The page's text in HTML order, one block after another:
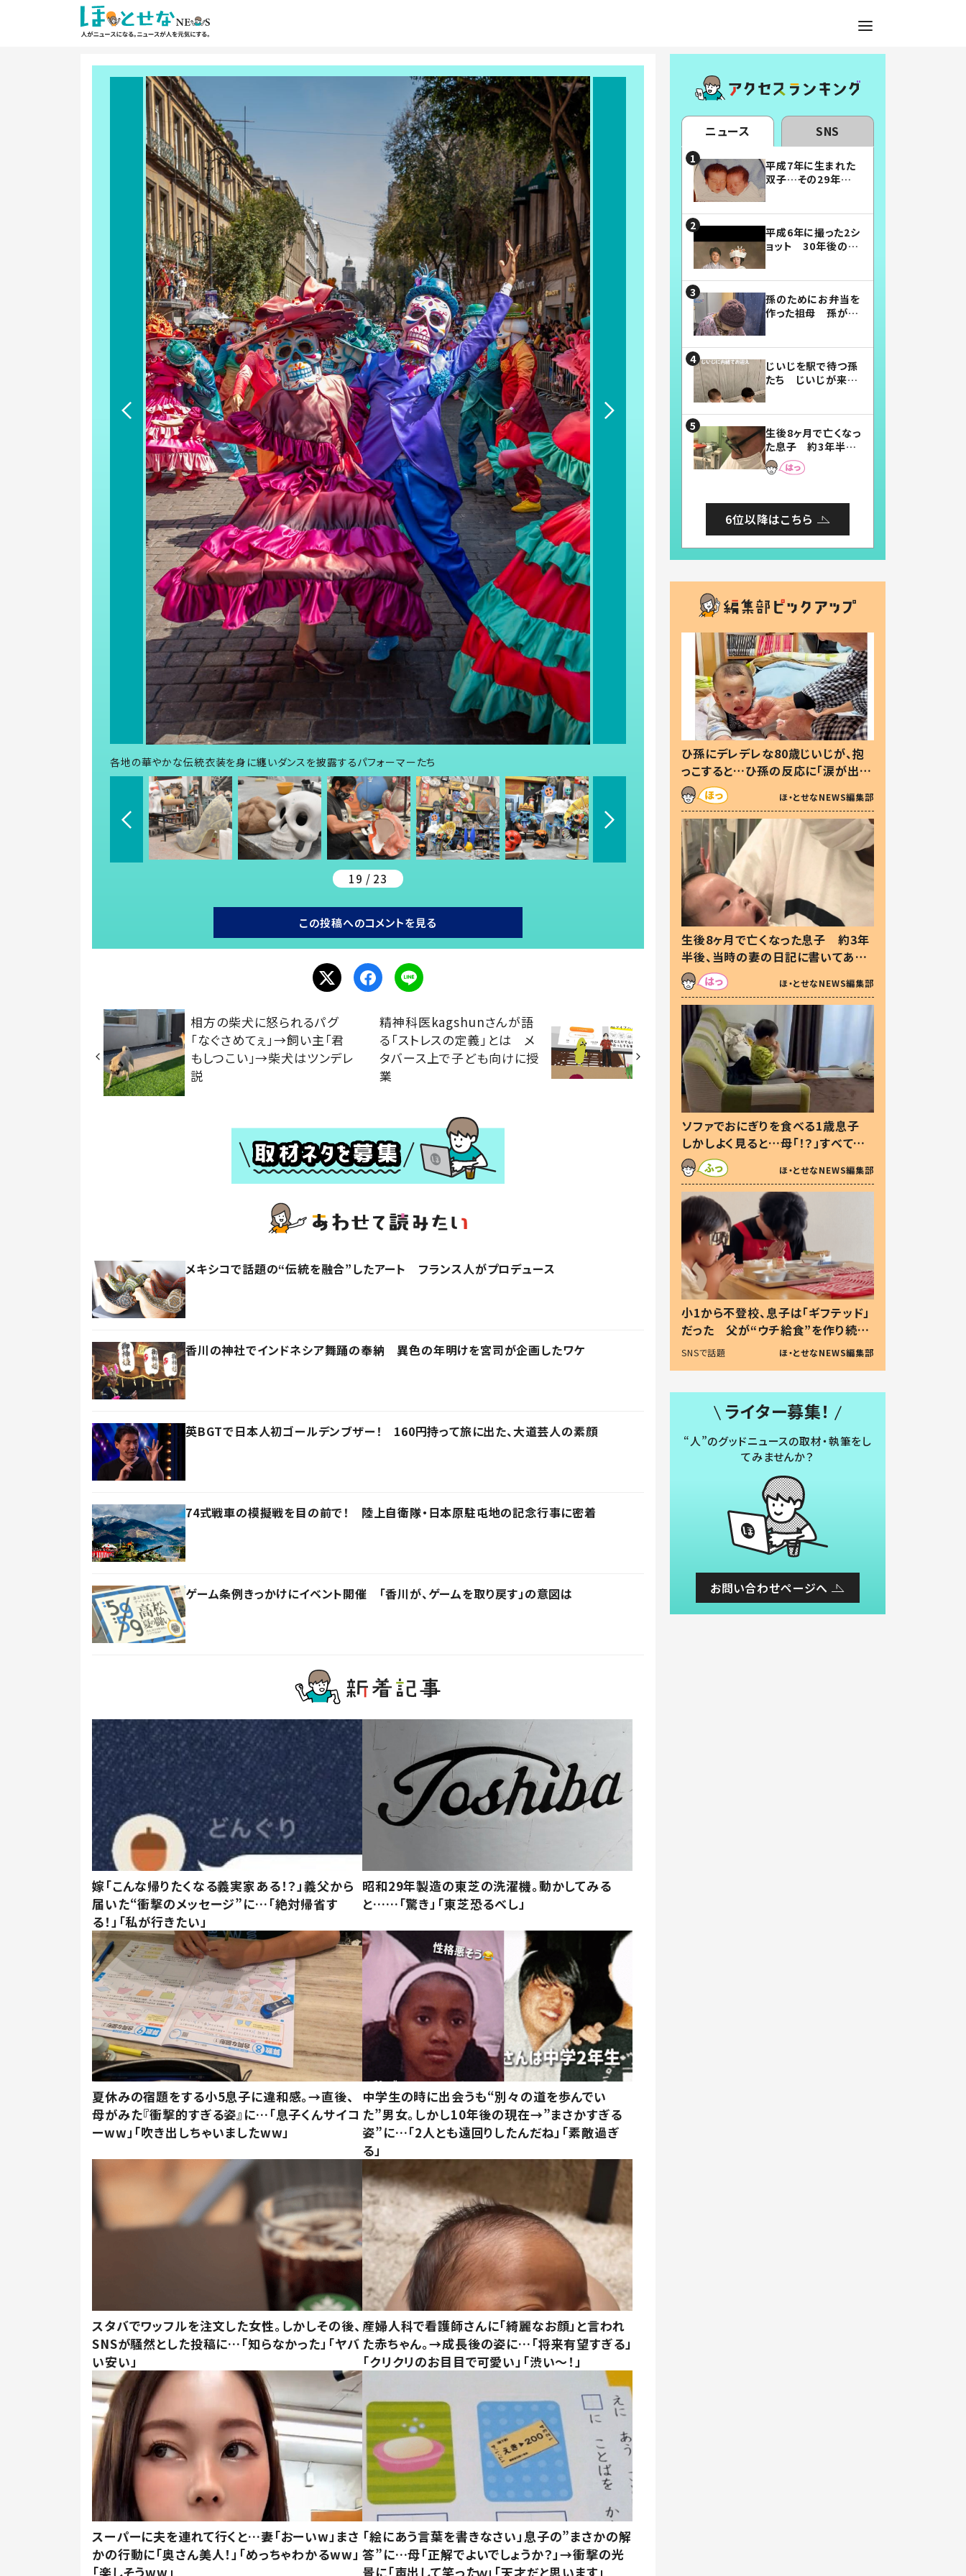
各地の華やかな伝統衣装を身に纏いダンスを披露するパフォーマーたち
19 / 23
この投稿へのコメントを見る
相方の柴犬に怒られるパグ
「なぐさめてぇ」→飼い主「君
もしつこい」→柴犬はツンデレ
説
精神科医kagshunさんが語
る「ストレスの定義」とは メ
タバース上で子ども向けに授
業
メキシコで話題の“伝統を融合”したアート フランス人がプロデュース
香川の神社でインドネシア舞踊の奉納 異色の年明けを宮司が企画したワケ
英BGTで日本人初ゴールデンブザー！ 160円持って旅に出た、大道芸人の素顔
74式戦車の模擬戦を目の前で！ 陸上自衛隊・日本原駐屯地の記念行事に密着
ゲーム条例きっかけにイベント開催 「香川が、ゲームを取り戻す」の意図は
嫁「こんな帰りたくなる義実家ある！？」義父から
届いた“衝撃のメッセージ”に…「絶対帰省す
る！」「私が行きたい」
昭和29年製造の東芝の洗濯機。動かしてみる
と……「驚き」「東芝恐るべし」
夏休みの宿題をする小5息子に違和感。→直後、
母がみた『衝撃的すぎる姿』に…「息子くんサイコ
ーww」「吹き出しちゃいましたww」
中学生の時に出会うも“別々の道を歩んでい
た”男女。しかし10年後の現在→”まさかすぎる
姿”に…「2人とも遠回りしたんだね」「素敵過ぎ
る」
スタバでワッフルを注文した女性。しかしその後、
SNSが騒然とした投稿に…「知らなかった」「ヤバ
い安い」
産婦人科で看護師さんに「綺麗なお顔」と言われ
た赤ちゃん。→成長後の姿に…「将来有望すぎる」
「クリクリのお目目で可愛い」「渋い～！」
スーパーに夫を連れて行くと…妻「おーいw」まさ
かの行動に「奥さん美人！」「めっちゃわかるww」
「楽しそうww」
「絵にあう言葉を書きなさい」息子の”まさかの解
答”に…母「正解でよいでしょうか？」→衝撃の光
景に「声出して笑ったｗ」「天才だと思います」
ニュース SNS
平成7年に生まれた
双子…その29年後
平成6年に撮った2シ
ョット 30年後の姿
孫のためにお弁当を
作った祖母 孫が絶
じいじを駅で待つ孫
たち じいじが来た
まらない」「幸せにな
れる」
生後8ヶ月で亡くなっ
た息子 約3年半
後、当時の妻の日記
に書いてあった本音
6位以降はこちら
ひ孫にデレデレな80歳じいじが、抱
っこすると…ひ孫の反応に「涙が出ま
した」「可愛くて仕方ない」
ほ・とせなNEWS編集部
生後8ヶ月で亡くなった息子 約3年
半後、当時の妻の日記に書いてあっ
た本音とは
ほ・とせなNEWS編集部
ソファでおにぎりを食べる1歳息子
しかしよく見ると…母「！？」すべてを
察した母の投稿に「可愛いから許
す！」「現行犯〜」
ほ・とせなNEWS編集部
小1から不登校、息子は「ギフテッド」
だった 父が“ウチ給食”を作り続け
る理由とは #令和の親 #令和の子
SNSで話題 ほ・とせなNEWS編集部
ライター募集！
“人”のグッドニュースの取材・執筆をし
てみませんか？
お問い合わせページへ